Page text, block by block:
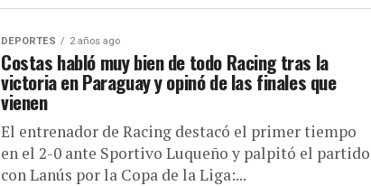
DEPORTES 2 años ago
Costas habló muy bien de todo Racing tras la
victoria en Paraguay y opinó de las finales que
vienen
El entrenador de Racing destacó el primer tiempo
en el 2-0 ante Sportivo Luqueño y palpitó el partido
con Lanús por la Copa de la Liga:...